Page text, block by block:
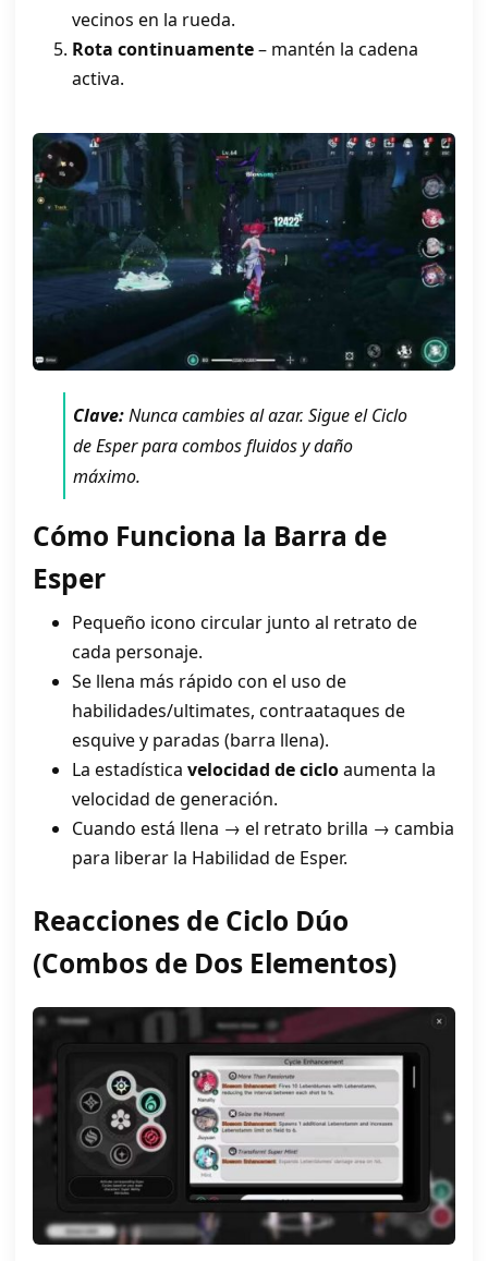
vecinos en la rueda.
Rota continuamente– mantén la cadena
activa.
Clave:Nunca cambies al azar. Sigue el Ciclo
de Esper para combos fluidos y daño
máximo.
Cómo Funciona la Barra de
Esper
Pequeño icono circular junto al retrato de
cada personaje.
Se llena más rápido con el uso de
habilidades/ultimates, contraataques de
esquive y paradas (barra llena).
La estadística velocidad de cicloaumenta la
velocidad de generación.
Cuando está llena → el retrato brilla → cambia
para liberar la Habilidad de Esper.
Reacciones de Ciclo Dúo
(Combos de Dos Elementos)